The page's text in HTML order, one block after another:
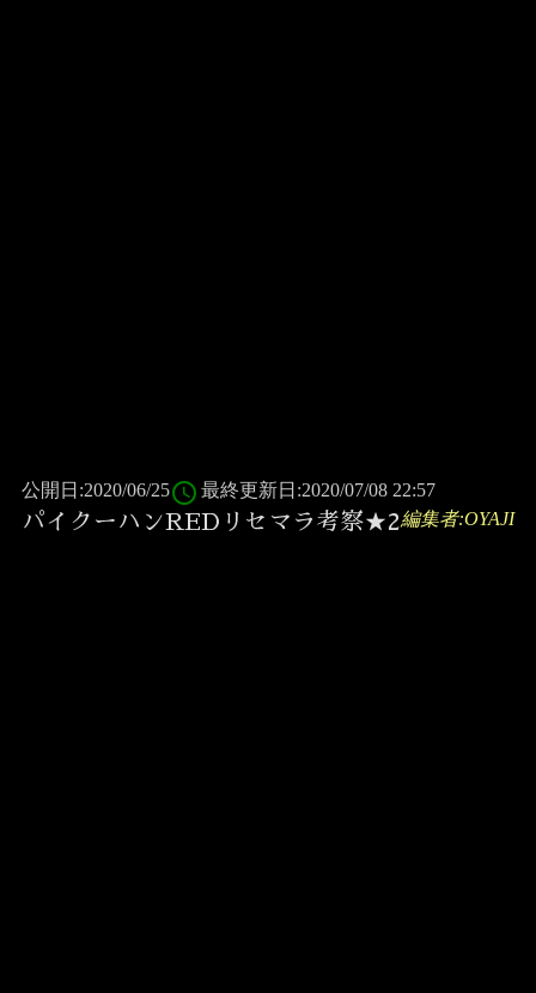
公開日:2020/06/25access_time 最終更新日:2020/07/08 22:57
パイクーハンREDリセマラ考察★2編集者:OYAJI